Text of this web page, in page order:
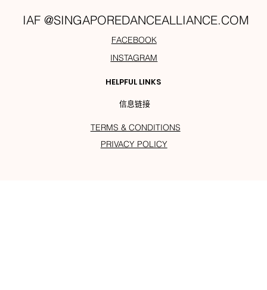
IAF @SINGAPOREDANCEALLIANCE.COM
FACEBOOK
INSTAGRAM
TERMS & CONDITIONS
PRIVACY POLICY
HELPFUL LINKS
信息链接